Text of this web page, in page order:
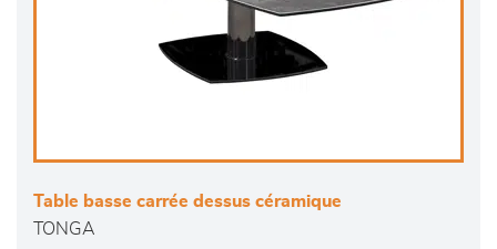
Table basse carrée dessus céramique
TONGA